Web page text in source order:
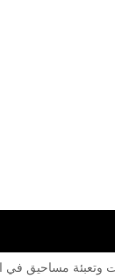
وتعبئة مساحيق في